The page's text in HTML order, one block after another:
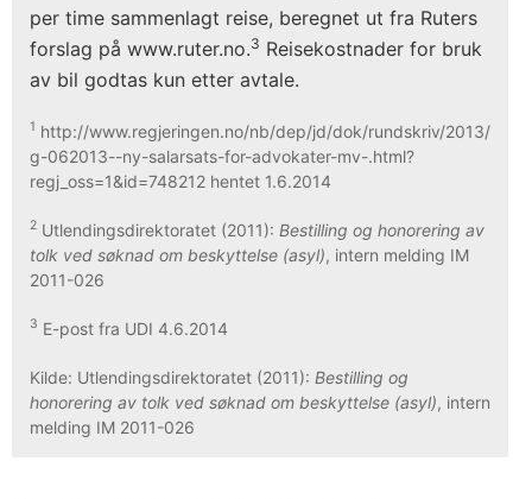
per time sammenlagt reise, beregnet ut fra Ruters
forslag på www.ruter.no.3 Reisekostnader for bruk
av bil godtas kun etter avtale.
1 http://www.regjeringen.no/nb/dep/jd/dok/rundskriv/2013/
g-062013--ny-salarsats-for-advokater-mv-.html?
regj_oss=1&id=748212 hentet 1.6.2014
2 Utlendingsdirektoratet (2011): Bestilling og honorering av
tolk ved søknad om beskyttelse (asyl), intern melding IM
2011-026
3 E-post fra UDI 4.6.2014
Kilde: Utlendingsdirektoratet (2011): Bestilling og
honorering av tolk ved søknad om beskyttelse (asyl), intern
melding IM 2011-026